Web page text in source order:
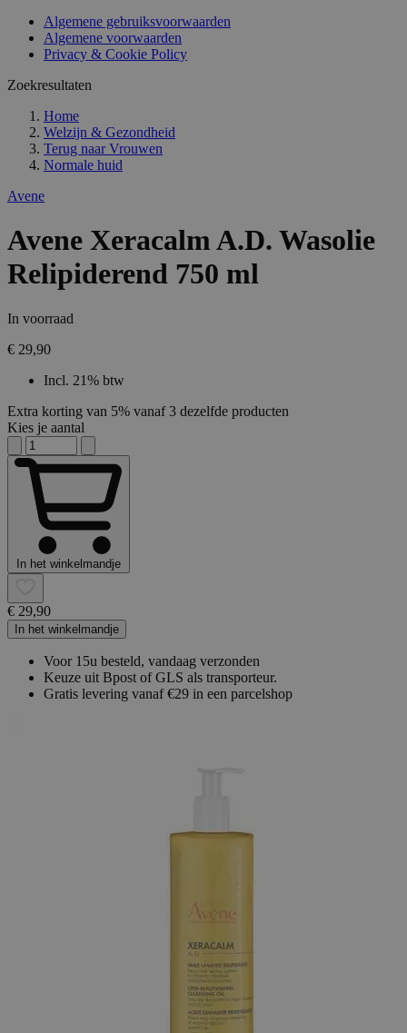
Algemene gebruiksvoorwaarden
Algemene voorwaarden
Privacy & Cookie Policy
Zoekresultaten
Home
Welzijn & Gezondheid
Terug naar Vrouwen
Normale huid
Avene
Avene Xeracalm A.D. Wasolie
Relipiderend 750 ml
In voorraad
€ 29,90
Incl. 21% btw
Extra korting van 5% vanaf 3 dezelfde producten
Kies je aantal
In het winkelmandje
€ 29,90
In het winkelmandje
Voor 15u besteld, vandaag verzonden
Keuze uit Bpost of GLS als transporteur.
Gratis levering vanaf €29 in een parcelshop